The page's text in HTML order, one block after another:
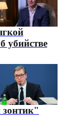
убийстве